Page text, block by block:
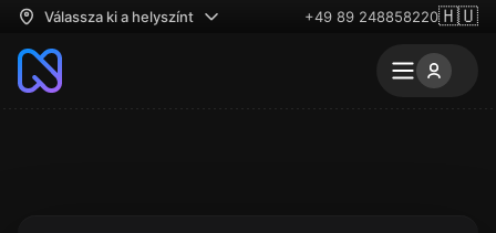
Válassza ki a helyszínt +49 89 248858220🇭🇺